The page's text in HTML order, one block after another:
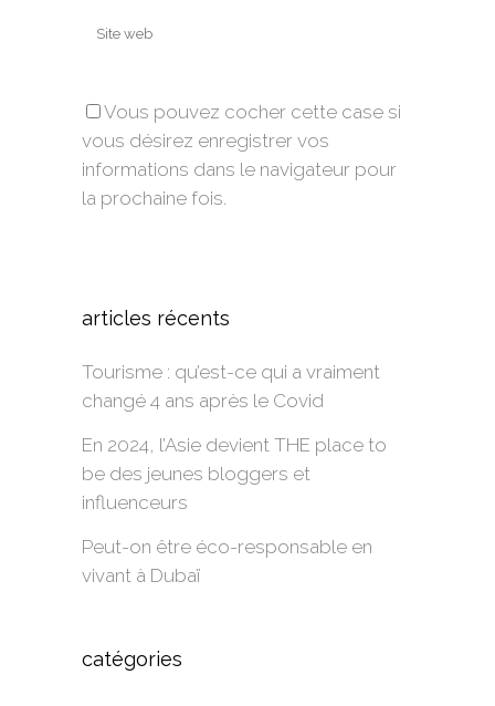
Vous pouvez cocher cette case si
vous désirez enregistrer vos
informations dans le navigateur pour
la prochaine fois.
articles récents
Tourisme : qu’est-ce qui a vraiment
changé 4 ans après le Covid
En 2024, l’Asie devient THE place to
be des jeunes bloggers et
influenceurs
Peut-on être éco-responsable en
vivant à Dubaï
catégories